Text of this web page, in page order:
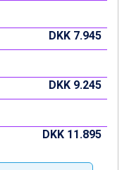
DKK 7.945
DKK 9.245
DKK 11.895